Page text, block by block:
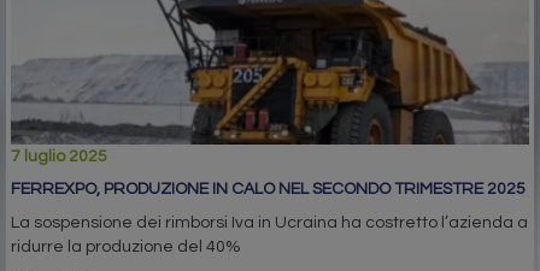
7 luglio 2025
FERREXPO, PRODUZIONE IN CALO NEL SECONDO TRIMESTRE 2025
La sospensione dei rimborsi Iva in Ucraina ha costretto l’azienda a
ridurre la produzione del 40%